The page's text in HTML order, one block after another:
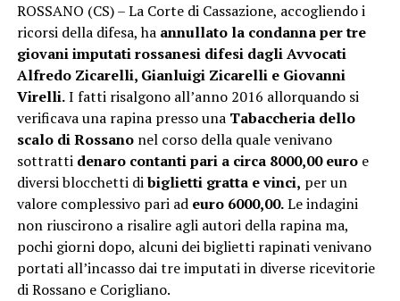
ROSSANO (CS) – La Corte di Cassazione, accogliendo i
ricorsi della difesa, ha annullato la condanna per tre
giovani imputati rossanesi difesi dagli Avvocati
Alfredo Zicarelli, Gianluigi Zicarelli e Giovanni
Virelli.I fatti risalgono all’anno 2016 allorquando si
verificava una rapina presso una Tabaccheria dello
scalo di Rossanonel corso della quale venivano
sottratti denaro contanti pari a circa 8000,00 euroe
diversi blocchetti dibiglietti gratta e vinci, per un
valore complessivo pari ad euro 6000,00.Le indagini
non riuscirono a risalire agli autori della rapina ma,
pochi giorni dopo, alcuni dei biglietti rapinati venivano
portati all’incasso dai tre imputati in diverse ricevitorie
di Rossano e Corigliano.